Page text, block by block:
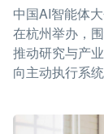
中国AI智能体
在杭州举办，
推动研究与产
向主动执行系